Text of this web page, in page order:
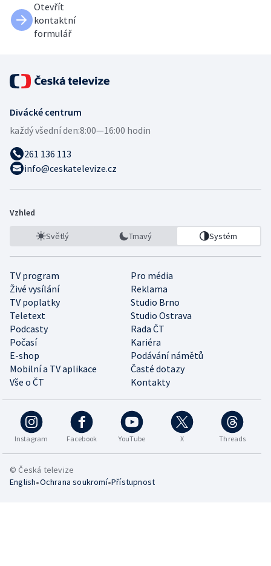
Otevřít
kontaktní
formulář
Divácké centrum
každý všední den:8:00—16:00 hodin
261 136 113
info@ceskatelevize.cz
Vzhled
Světlý Tmavý Systém
TV program
Pro média
Živé vysílání
Reklama
TV poplatky
Studio Brno
Teletext
Studio Ostrava
Podcasty
Rada ČT
Počasí
Kariéra
E-shop
Podávání námětů
Mobilní a TV aplikace
Časté dotazy
Vše o ČT
Kontakty
Instagram Facebook YouTube X Threads
© Česká televize
English•Ochrana soukromí•Přístupnost